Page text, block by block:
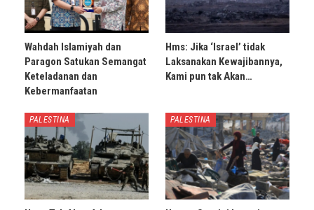
Wahdah Islamiyah dan
Paragon Satukan Semangat
Keteladanan dan
Kebermanfaatan
Hms: Jika ‘Israel’ tidak
Laksanakan Kewajibannya,
Kami pun tak Akan…
PALESTINA PALESTINA